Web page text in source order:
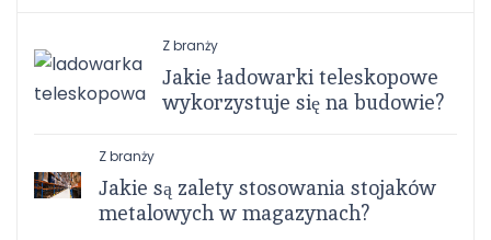
Z branży
Jakie ładowarki teleskopowe
wykorzystuje się na budowie?
Z branży
Jakie są zalety stosowania stojaków
metalowych w magazynach?